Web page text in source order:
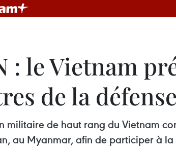
: le Vietnam
de la défense
militaire de haut rang du Vietnam
au Myanmar, afin de participer à